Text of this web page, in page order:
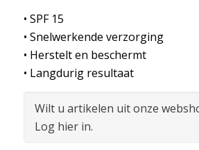
• SPF 15
• Snelwerkende verzorging
• Herstelt en beschermt
• Langdurig resultaat
Wilt u artikelen uit onze
Log hier in.